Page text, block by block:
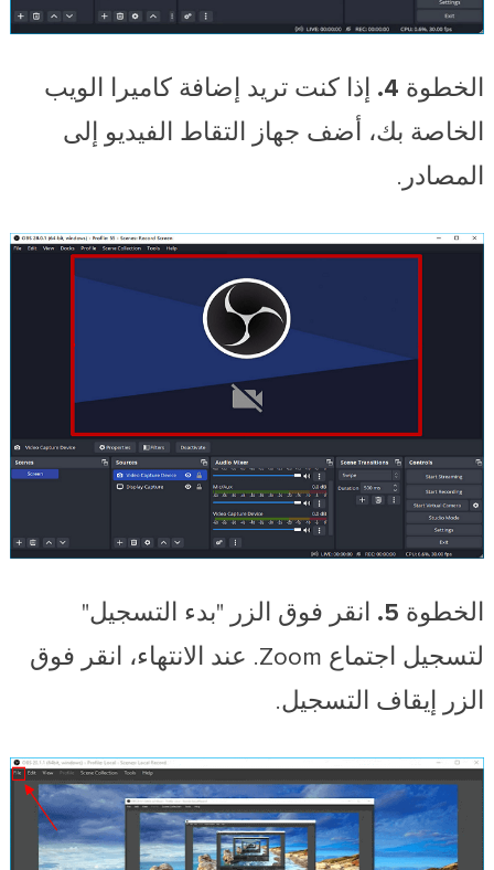
الخطوة 4.
إذا كنت تريد إضافة كاميرا الويب
الخاصة بك، أضف جهاز التقاط الفيديو إلى
المصادر.
الخطوة 5.
انقر فوق الزر "بدء التسجيل"
لتسجيل اجتماع Zoom. عند الانتهاء، انقر فوق
الزر إيقاف التسجيل.